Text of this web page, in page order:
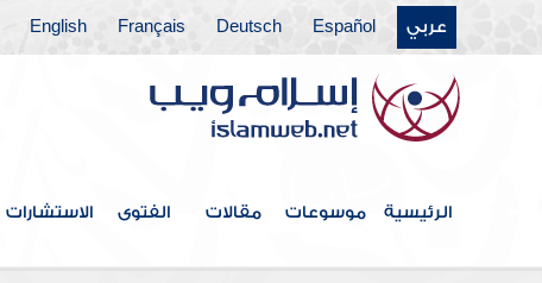
عربي Español
Deutsch
Français
English
الرئيسية موسوعات مقالات الفتوى الاستشارات